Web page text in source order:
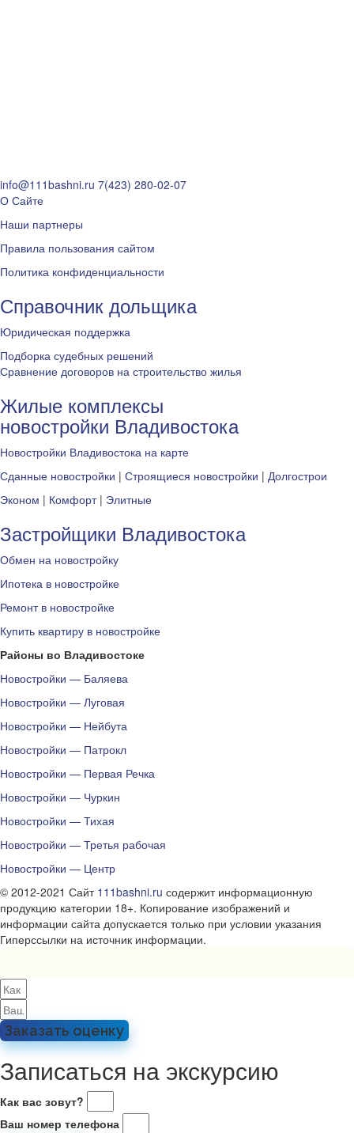
info@111bashni.ru 7(423) 280-02-07
О Сайте
Наши партнеры
Правила пользования сайтом
Политика конфиденциальности
Справочник дольщика
Юридическая поддержка
Подборка судебных решений
Сравнение договоров на строительство жилья
Жилые комплексы
новостройки Владивостока
Новостройки Владивостока на карте
Сданные новостройки | Строящиеся новостройки | Долгострои
Эконом | Комфорт| Элитные
Застройщики Владивостока
Обмен на новостройку
Ипотека в новостройке
Ремонт в новостройке
Купить квартиру в новостройке
Районы во Владивостоке
Новостройки — Баляева
Новостройки — Луговая
Новостройки — Нейбута
Новостройки — Патрокл
Новостройки — Первая Речка
Новостройки — Чуркин
Новостройки — Тихая
Новостройки — Третья рабочая
Новостройки — Центр
© 2012-2021 Сайт 111bashni.ru содержит информационную
продукцию категории 18+. Копирование изображений и
информации сайта допускается только при условии указания
Гиперссылки на источник информации.
Заказать оценку
Записаться на экскурсию
Как вас зовут?
Ваш номер телефона